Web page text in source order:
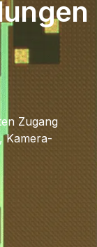
Zugang
Kamera-